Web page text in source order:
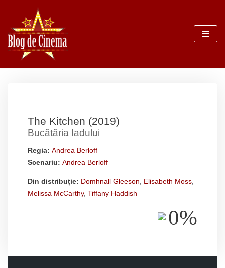
Sari
la
conținut
The Kitchen (2019)
Bucătăria Iadului
Regia: Andrea Berloff
Scenariu: Andrea Berloff
Din distribuție: Domhnall Gleeson Elisabeth Moss
Melissa McCarthy, Tiffany Haddish
0%